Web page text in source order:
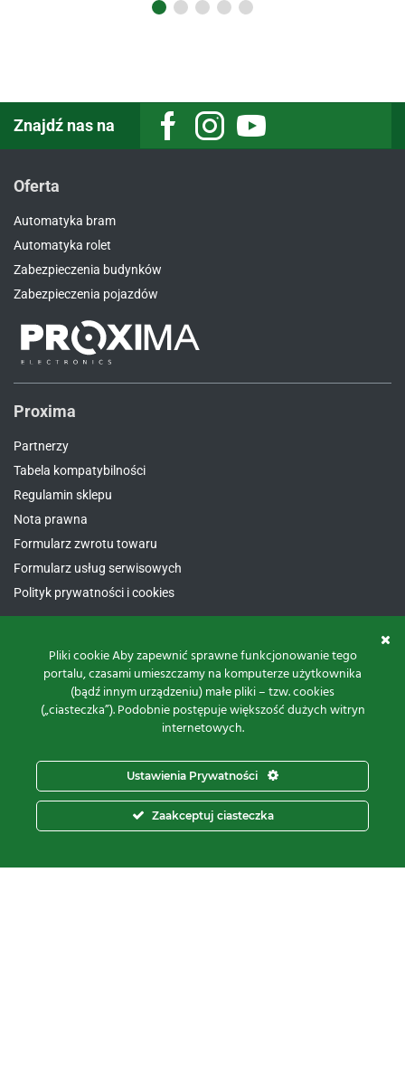
Znajdź nas na
Oferta
Automatyka bram
Automatyka rolet
Zabezpieczenia budynków
Zabezpieczenia pojazdów
Proxima
Partnerzy
Tabela kompatybilności
Regulamin sklepu
Nota prawna
Formularz zwrotu towaru
Formularz usług serwisowych
Polityk prywatności i cookies
Kontakt
Proxima Spółka Jawna W.M. Fredrych, M. Fredrych
Polna 23A, 87-100 Toruń
REGON:871107806
KRS:0000112800
8:00 – 16:00
e-mail:sprzedaz@proxima.pl
Pliki cookie Aby zapewnić sprawne funkcjonowanie tego
portalu, czasami umieszczamy na komputerze użytkownika
(bądź innym urządzeniu) małe pliki – tzw. cookies
(„ciasteczka”). Podobnie postępuje większość dużych witryn
internetowych.
Zaakceptuj ciasteczka
Ustawienia Prywatności